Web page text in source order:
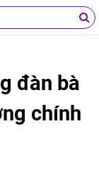
đàn bà
chính